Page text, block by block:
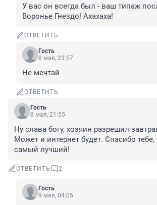
У вас он всегда был - ваш типаж
Воронье Гнездо! Ахахаха!
ОТВЕТИТЬ
Гость
8 мая, 23:57
Не мечтай
ОТВЕТИТЬ
Гость
8 мая, 21:55
Ну слава богу, хозяин разрешил
Может и интернет будет. Спасибо
самый лучший!
ОТВЕТИТЬ 2
Гость
9 мая, 04:05